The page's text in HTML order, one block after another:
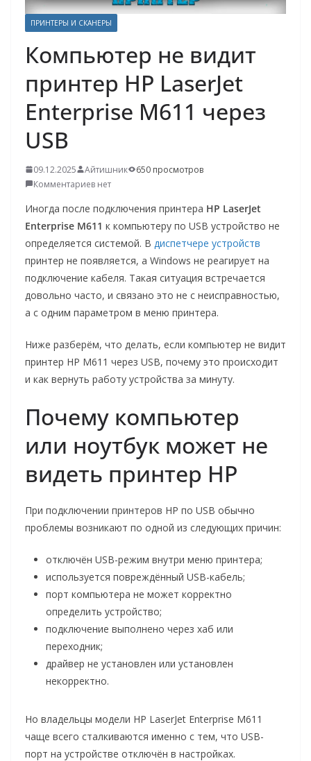
ПРИНТЕРЫ И СКАНЕРЫ
Компьютер не видит
принтер HP LaserJet
Enterprise M611 через
USB
09.12.2025 Айтишник
650 просмотров
Комментариев нет
Иногда после подключения принтера HP LaserJet
Enterprise M611 к компьютеру по USB устройство не
определяется системой. В диспетчере устройств
принтер не появляется, а Windows не реагирует на
подключение кабеля. Такая ситуация встречается
довольно часто, и связано это не с неисправностью,
а с одним параметром в меню принтера.
Ниже разберём, что делать, если компьютер не видит
принтер HP M611 через USB, почему это происходит
и как вернуть работу устройства за минуту.
Почему компьютер
или ноутбук может не
видеть принтер HP
При подключении принтеров HP по USB обычно
проблемы возникают по одной из следующих причин:
отключён USB-режим внутри меню принтера;
используется повреждённый USB-кабель;
порт компьютера не может корректно
определить устройство;
подключение выполнено через хаб или
переходник;
драйвер не установлен или установлен
некорректно.
Но владельцы модели HP LaserJet Enterprise M611
чаще всего сталкиваются именно с тем, что USB-
порт на устройстве отключён в настройках.